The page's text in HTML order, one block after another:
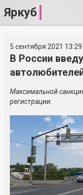
Яркуб
5 сентября 2021 13:29
В России
Максимальной
регистрации.